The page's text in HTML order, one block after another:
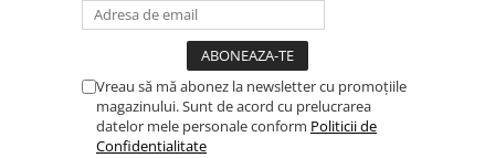
Vreau să mă abonez la newsletter cu promoțiile
magazinului. Sunt de acord cu prelucrarea
datelor mele personale conform Politicii de
Confidentialitate